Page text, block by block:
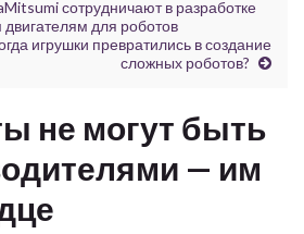
сотрудничают в разработке
для роботов
игрушки превратились в создание
сложных роботов?
не могут быть
— им